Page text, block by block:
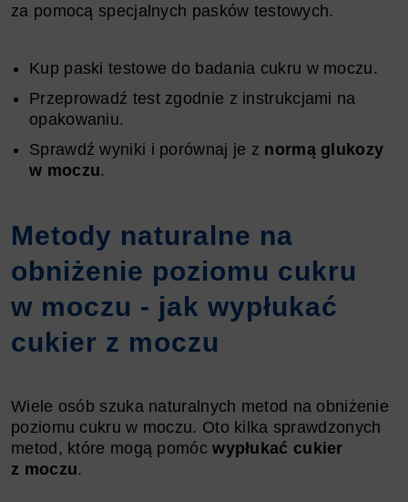
za pomocą specjalnych pasków testowych.
Kup paski testowe do badania cukru w moczu.
Przeprowadź test zgodnie z instrukcjami na
opakowaniu.
Sprawdź wyniki i porównaj je z normą glukozy
w moczu.
Metody naturalne na
obniżenie poziomu cukru
w moczu - jak wypłukać
cukier z moczu
Wiele osób szuka naturalnych metod na obniżenie
poziomu cukru w moczu. Oto kilka sprawdzonych
metod, które mogą pomócwypłukać cukier
z moczu.